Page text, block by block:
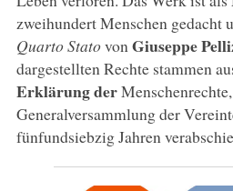
zweihundert Menschen gedacht
Quarto Statovon Giuseppe
dargestellten Rechte stammen
Erklärung der
Generalversammlung der
fünfundsiebzig Jahren